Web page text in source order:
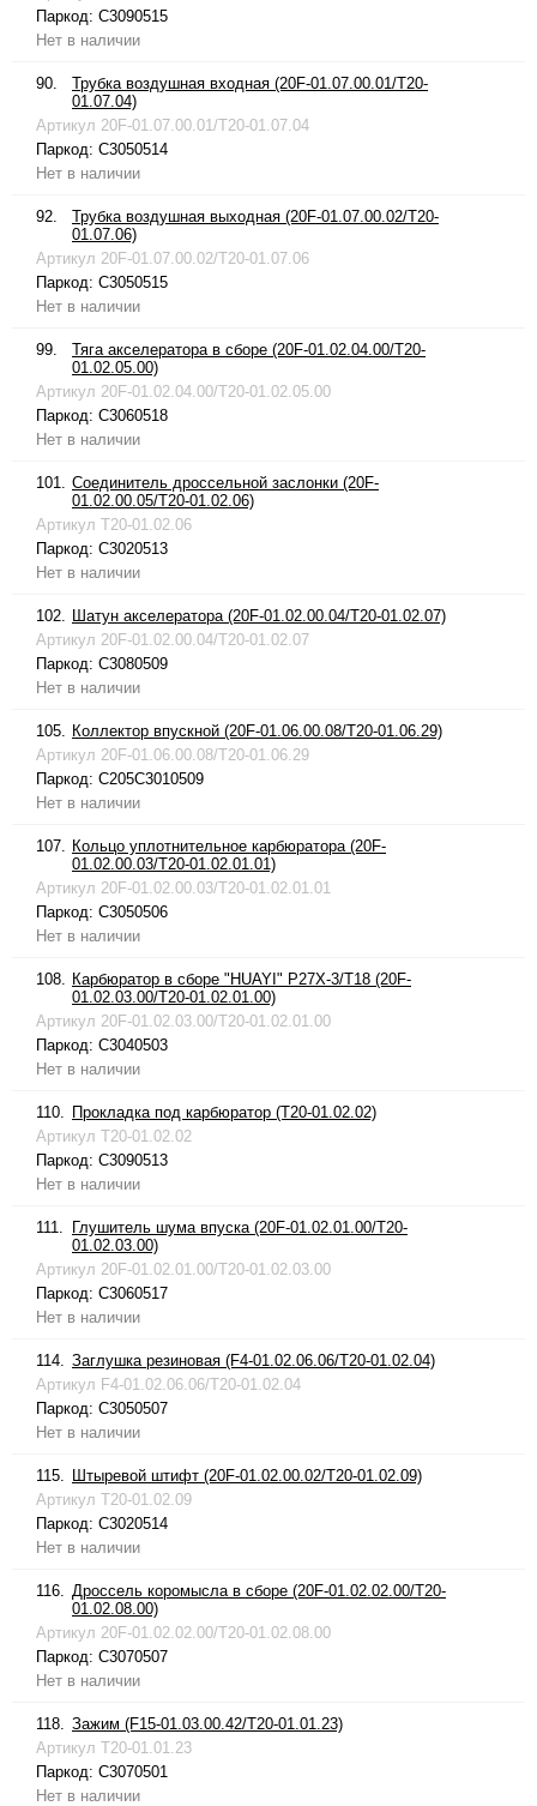
Паркод: C3090515
Нет в наличии
90.
Трубка воздушная входная (20F-01.07.00.01/T20-
01.07.04)
Артикул 20F-01.07.00.01/T20-01.07.04
Паркод: C3050514
Нет в наличии
92.
Трубка воздушная выходная (20F-01.07.00.02/T20-
01.07.06)
Артикул 20F-01.07.00.02/T20-01.07.06
Паркод: C3050515
Нет в наличии
99.
Тяга акселератора в сборе (20F-01.02.04.00/T20-
01.02.05.00)
Артикул 20F-01.02.04.00/T20-01.02.05.00
Паркод: C3060518
Нет в наличии
101.
Соединитель дроссельной заслонки (20F-
01.02.00.05/T20-01.02.06)
Артикул T20-01.02.06
Паркод: C3020513
Нет в наличии
102.
Шатун акселератора (20F-01.02.00.04/T20-01.02.07)
Артикул 20F-01.02.00.04/T20-01.02.07
Паркод: C3080509
Нет в наличии
105.
Коллектор впускной (20F-01.06.00.08/T20-01.06.29)
Артикул 20F-01.06.00.08/T20-01.06.29
Паркод: C205C3010509
Нет в наличии
107.
Кольцо уплотнительное карбюратора (20F-
01.02.00.03/T20-01.02.01.01)
Артикул 20F-01.02.00.03/T20-01.02.01.01
Паркод: C3050506
Нет в наличии
108.
Карбюратор в сборе "HUAYI" P27X-3/T18 (20F-
01.02.03.00/T20-01.02.01.00)
Артикул 20F-01.02.03.00/T20-01.02.01.00
Паркод: C3040503
Нет в наличии
110.
Прокладка под карбюратор (T20-01.02.02)
Артикул T20-01.02.02
Паркод: C3090513
Нет в наличии
111.
Глушитель шума впуска (20F-01.02.01.00/T20-
01.02.03.00)
Артикул 20F-01.02.01.00/T20-01.02.03.00
Паркод: C3060517
Нет в наличии
114.
Заглушка резиновая (F4-01.02.06.06/T20-01.02.04)
Артикул F4-01.02.06.06/T20-01.02.04
Паркод: C3050507
Нет в наличии
115.
Штыревой штифт (20F-01.02.00.02/T20-01.02.09)
Артикул T20-01.02.09
Паркод: C3020514
Нет в наличии
116.
Дроссель коромысла в сборе (20F-01.02.02.00/T20-
01.02.08.00)
Артикул 20F-01.02.02.00/T20-01.02.08.00
Паркод: C3070507
Нет в наличии
118.
Зажим (F15-01.03.00.42/T20-01.01.23)
Артикул T20-01.01.23
Паркод: C3070501
Нет в наличии